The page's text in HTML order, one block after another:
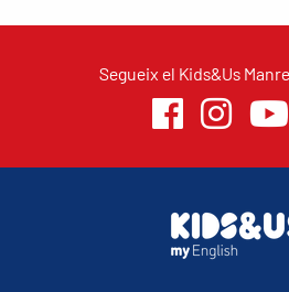
Segueix el Kids&Us